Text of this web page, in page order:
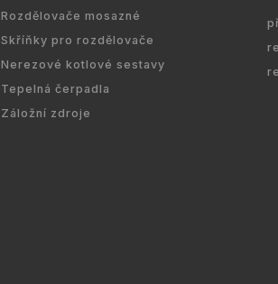
Rozdělovače mosazné
Skříňky pro rozdělovače
Nerezové kotlové sestavy
Tepelná čerpadla
Záložní zdroje